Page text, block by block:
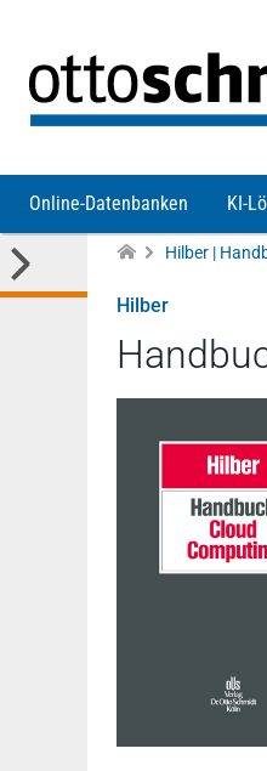
Online-Datenbanken KI-
Hilber |
Hilber